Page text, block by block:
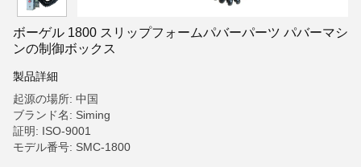
ボーゲル 1800 スリップフォームパバーパーツ パバーマシ
ンの制御ボックス
製品詳細
起源の場所: 中国
ブランド名: Siming
証明: ISO-9001
モデル番号: SMC-1800